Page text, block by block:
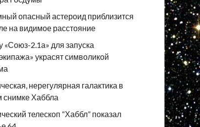
опасный астероид приблизится
на видимое расстояние
«Союз-2.1а» для запуска
украсят символикой
нерегулярная галактика в
снимке Хаббла
телескоп “Хаббл” показал